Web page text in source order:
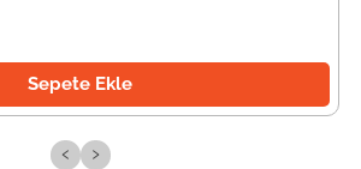
Sepete Ekle
‹ ›